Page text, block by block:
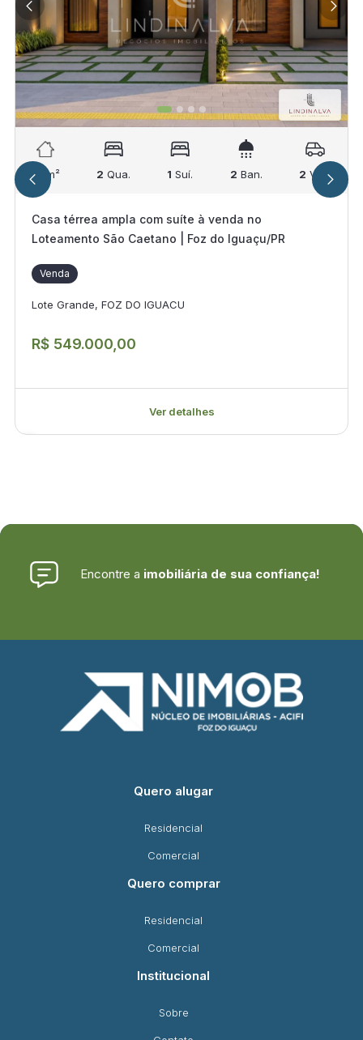
88 m² 2 Qua. 1 Suí. 2 Ban. 2 Vag.
Casa térrea ampla com suíte à venda no
Loteamento São Caetano | Foz do Iguaçu/PR
Venda
Lote Grande, FOZ DO IGUACU
R$ 549.000,00
Ver detalhes
Encontre a imobiliária de sua confiança!
Quero alugar
Residencial
Comercial
Quero comprar
Residencial
Comercial
Institucional
Sobre